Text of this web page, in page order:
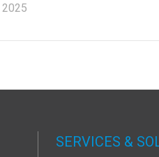
2025
SERVICES &